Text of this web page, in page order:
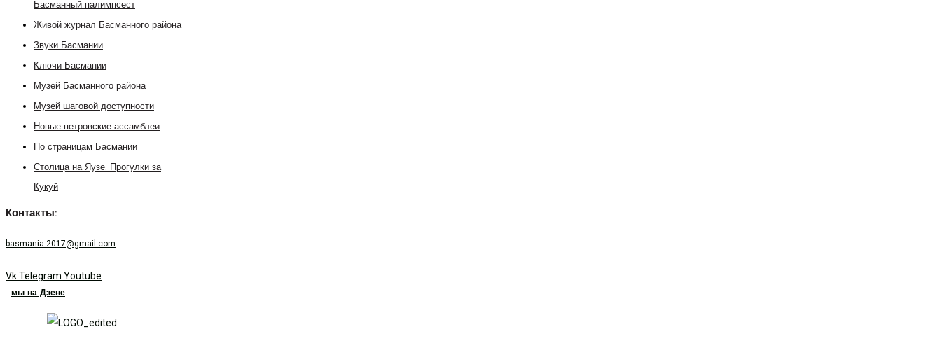
Басманный палимпсест
Живой журнал Басманного района
Звуки Басмании
Ключи Басмании
Музей Басманного района
Музей шаговой доступности
Новые петровские ассамблеи
По страницам Басмании
Столица на Яузе. Прогулки за
Кукуй
Контакты:
basmania.2017@gmail.com
VkTelegram Youtube
мы на Дзене